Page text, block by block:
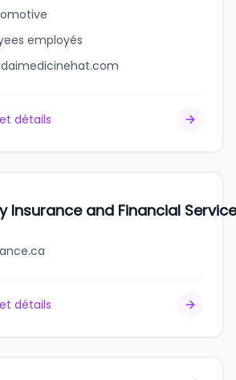
employés
détails
Insurance and Financial
détails